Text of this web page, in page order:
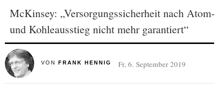
McKinsey: „Versorgungssicherheit nach Atom-
und Kohleausstieg nicht mehr garantiert“
VON FRANK HENNIG Fr, 6. September 2019